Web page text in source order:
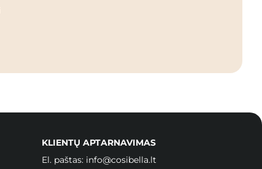
KLIENTŲ APTARNAVIMAS
El. paštas: info@cosibella.lt